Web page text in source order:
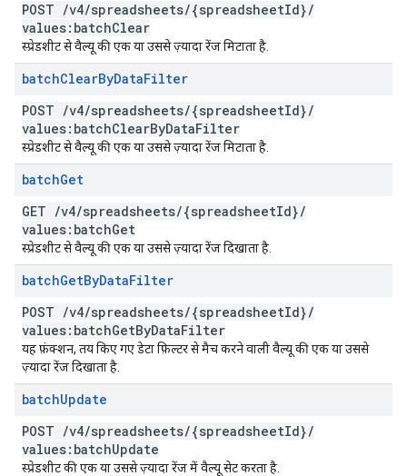
POST /v4/spreadsheets/{spreadsheetId}/
values:batchClear
स्प्रेडशीट से वैल्यू की एक या उससे ज़्यादा रेंज मिटाता है.
batchClearByDataFilter
POST /v4/spreadsheets/{spreadsheetId}/
values:batchClearByDataFilter
स्प्रेडशीट से वैल्यू की एक या उससे ज़्यादा रेंज मिटाता है.
batchGet
GET /v4/spreadsheets/{spreadsheetId}/
values:batchGet
स्प्रेडशीट से वैल्यू की एक या उससे ज़्यादा रेंज दिखाता है.
batchGetByDataFilter
POST /v4/spreadsheets/{spreadsheetId}/
values:batchGetByDataFilter
यह फ़ंक्शन, तय किए गए डेटा फ़िल्टर से मैच करने वाली वैल्यू की एक या उससे
ज़्यादा रेंज दिखाता है.
batchUpdate
POST /v4/spreadsheets/{spreadsheetId}/
values:batchUpdate
स्प्रेडशीट की एक या उससे ज़्यादा रेंज में वैल्यू सेट करता है.